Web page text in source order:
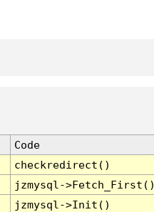
Code
checkredirect()
jzmysql-
jzmysql->Init()